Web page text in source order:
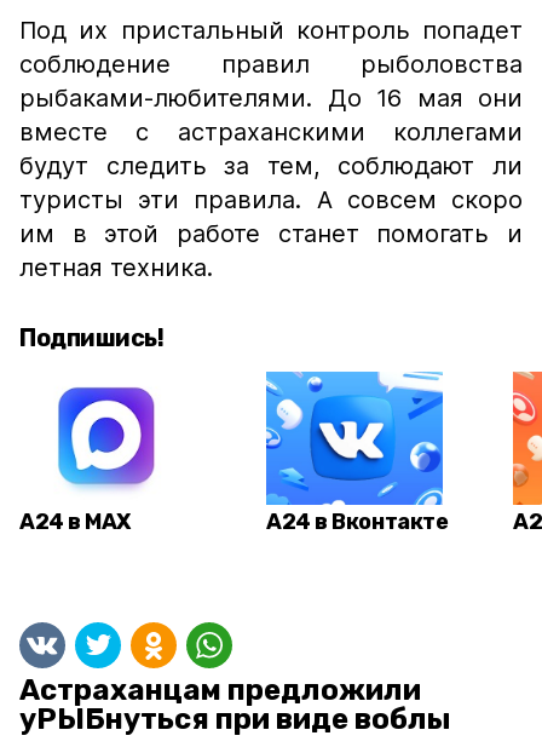
Под их пристальный контроль попадет
соблюдение правил рыболовства
рыбаками-любителями. До 16 мая они
вместе с астраханскими коллегами
будут следить за тем, соблюдают ли
туристы эти правила. А совсем скоро
им в этой работе станет помогать и
летная техника.
Подпишись!
А24 в MAX А24 в Вконтакте
Астраханцам предложили
уРЫБнуться при виде воблы